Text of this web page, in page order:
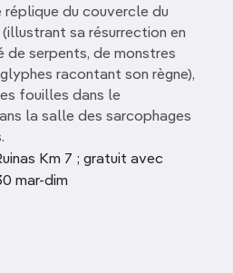
réplique du couvercle du
sa résurrection en
de serpents, de monstres
racontant son règne),
fouilles dans le
la salle des sarcophages
Km 7 ; gratuit avec
mar-dim